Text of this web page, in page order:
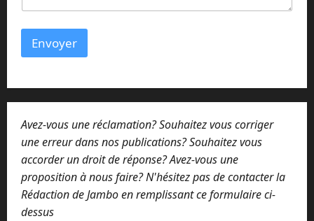
Envoyer
Avez-vous une réclamation? Souhaitez vous corriger
une erreur dans nos publications? Souhaitez vous
accorder un droit de réponse? Avez-vous une
proposition à nous faire? N'hésitez pas de contacter la
Rédaction de Jambo en remplissant ce formulaire ci-
dessus